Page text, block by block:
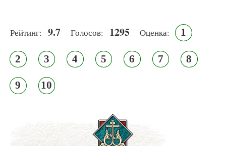
Рейтинг: 9.7 Голосов: 1295 Оценка: 1
2 3 4 5 6 7 8
9 10